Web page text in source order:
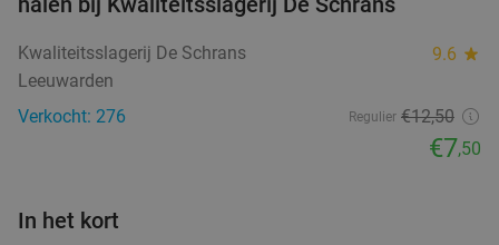
Vandaag Morgen
Hof van Oldeberkoop
Oldeberkoop 27 min.directions_car
Kwaliteitsslagerij De Schrans 9.6 star
Leeuwarden
Verkocht: 276
Regulier €12,50
€7,50
In het kort